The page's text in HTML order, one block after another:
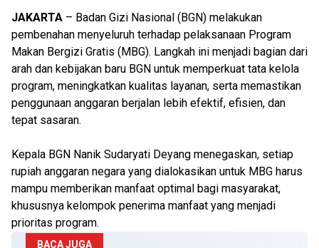
JAKARTA – Badan Gizi Nasional (BGN) melakukan
pembenahan menyeluruh terhadap pelaksanaan Program
Makan Bergizi Gratis (MBG). Langkah ini menjadi bagian dari
arah dan kebijakan baru BGN untuk memperkuat tata kelola
program, meningkatkan kualitas layanan, serta memastikan
penggunaan anggaran berjalan lebih efektif, efisien, dan
tepat sasaran.
Kepala BGN Nanik Sudaryati Deyang menegaskan, setiap
rupiah anggaran negara yang dialokasikan untuk MBG harus
mampu memberikan manfaat optimal bagi masyarakat,
khususnya kelompok penerima manfaat yang menjadi
prioritas program.
BACA JUGA